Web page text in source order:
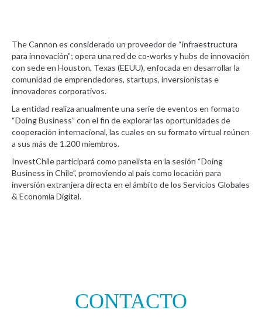
The Cannon es considerado un proveedor de “infraestructura
para innovación”; opera una red de co-works y hubs de innovación
con sede en Houston, Texas (EEUU), enfocada en desarrollar la
comunidad de emprendedores, startups, inversionistas e
innovadores corporativos.
La entidad realiza anualmente una serie de eventos en formato
“Doing Business” con el fin de explorar las oportunidades de
cooperación internacional, las cuales en su formato virtual reúnen
a sus más de 1.200 miembros.
InvestChile participará como panelista en la sesión “Doing
Business in Chile”, promoviendo al país como locación para
inversión extranjera directa en el ámbito de los Servicios Globales
& Economía Digital.
CONTACTO